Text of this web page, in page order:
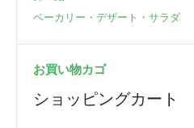
ベーカリー・デザート・サラダ
お買い物カゴ
ショッピングカート